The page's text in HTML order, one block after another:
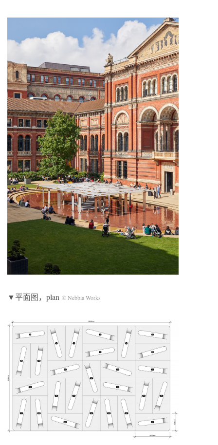
▼平面图，plan © Nebbia Works